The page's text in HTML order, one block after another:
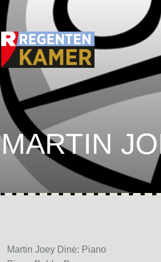
MARTIN
Martin Joey Dine: Piano